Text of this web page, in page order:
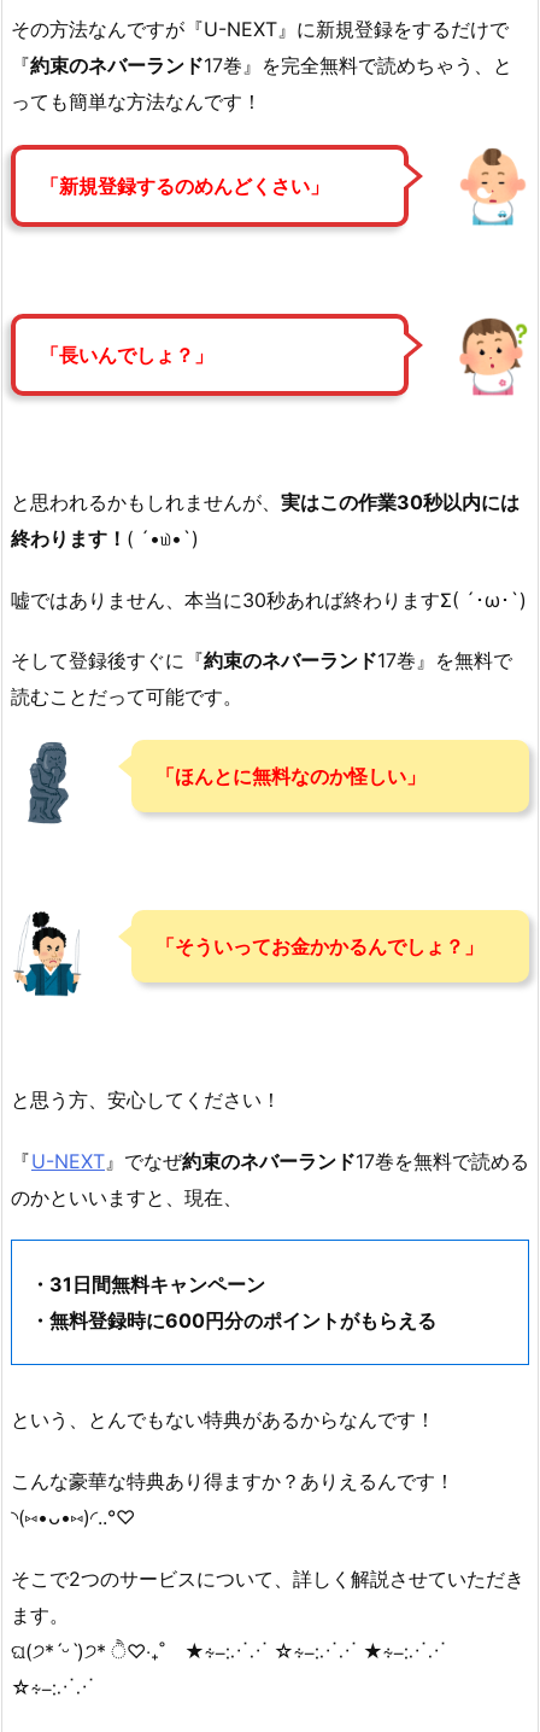
その方法なんですが『U-NEXT』に新規登録をするだけで
『約束のネバーランド17巻』を完全無料で読めちゃう、と
っても簡単な方法なんです！
「新規登録するのめんどくさい」
「長いんでしょ？」
と思われるかもしれませんが、 実はこの作業30秒以内には
終わります！ ( ´•௰•`)
嘘ではありません、本当に30秒あれば終わりますΣ( ´･ω･`)
そして登録後すぐに『約束のネバーランド17巻』を無料で
読むことだって可能です。
「ほんとに無料なのか怪しい」
「そういってお金かかるんでしょ？」
と思う方、安心してください！
『U-NEXT 』でなぜ約束のネバーランド17巻を無料で読める
のかといいますと、現在、
・31日間無料キャンペーン
・無料登録時に600円分のポイントがもらえる
という、とんでもない特典があるからなんです！
こんな豪華な特典あり得ますか？ありえるんです！
◝(⑅•ᴗ•⑅)◜..°♡
そこで2つのサービスについて、詳しく解説させていただき
ます。
ଘ(੭*ˊᵕˋ)੭* ੈ♡‧₊˚ ★∻∹⋰⋰ ☆∻∹⋰⋰ ★∻∹⋰⋰
☆∻∹⋰⋰